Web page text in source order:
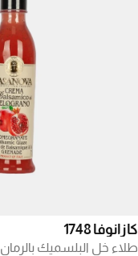
كازانوفا 1748
طلاء خل البلسميك بالرمان